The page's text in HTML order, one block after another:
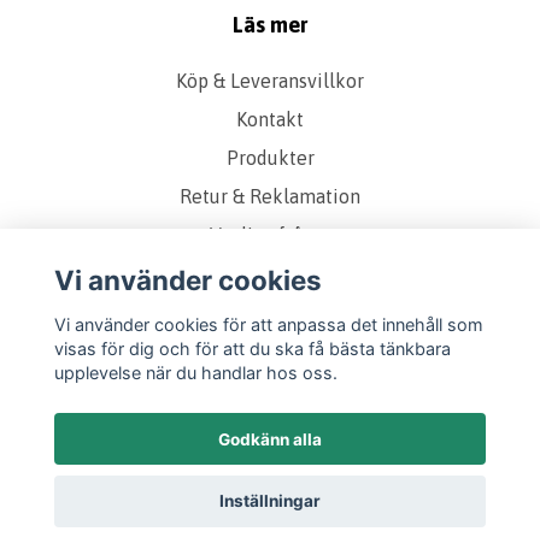
Läs mer
Köp & Leveransvillkor
Kontakt
Produkter
Retur & Reklamation
Vanliga frågor
Om oss
Storleks & Kvalitetsguide
© 2026 Twicely
Vi använder cookies
Vi använder cookies för att anpassa det innehåll som
visas för dig och för att du ska få bästa tänkbara
upplevelse när du handlar hos oss.
Godkänn alla
Inställningar